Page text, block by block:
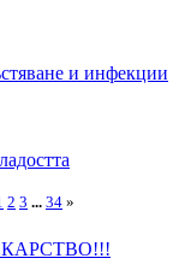
и инфекции
2 3 ... 34 »